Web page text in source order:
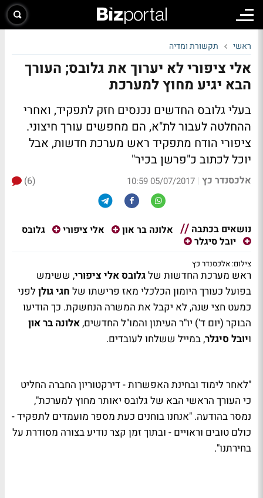
ראשי תקשורת ומדיה
אלי ציפורי לא יערוך את גלובס; העורך
הבא יגיע מחוץ למערכת
בעלי גלובס החדשים נכנסים חזק לתפקיד, ואחרי
ההחלטה לעבור לת"א, הם מחפשים עורך חיצוני.
ציפורי הודח מתפקיד ראש מערכת חדשות, אבל
יוכל לכתוב כ"פרשן בכיר"
אלכסנדר כץ |
05/07/2017 10:59
(6)
נושאים בכתבה אלונה בר און אלי ציפורי
גלובס
יובל סיגלר
צילום: אלכסנדר כץ
ראש מערכת החדשות שלגלובסאלי ציפורי, ששימש
בפועל כעורך היומון הכלכלי מאז פרישתו של חגי גולןלפני
כמעט חצי שנה, לא יקבל את המשרה הנחשקת. כך הודיעו
הבוקר (יום ד') יו"ר העיתון והמו"ל החדשים,אלונה בר און
ויובל סיגלר, במייל ששלחו לעובדים.
"לאחר לימוד ובחינת האפשרות - דירקטוריון החברה החליט
כי העורך הראשי הבא של גלובס יאותר מחוץ למערכת",
נמסר בהודעה. "אנחנו בוחנים כעת מספר מועמדים לתפקיד -
כולם טובים וראויים - ובתוך זמן קצר נודיע בצורה מסודרת על
בחירתנו".